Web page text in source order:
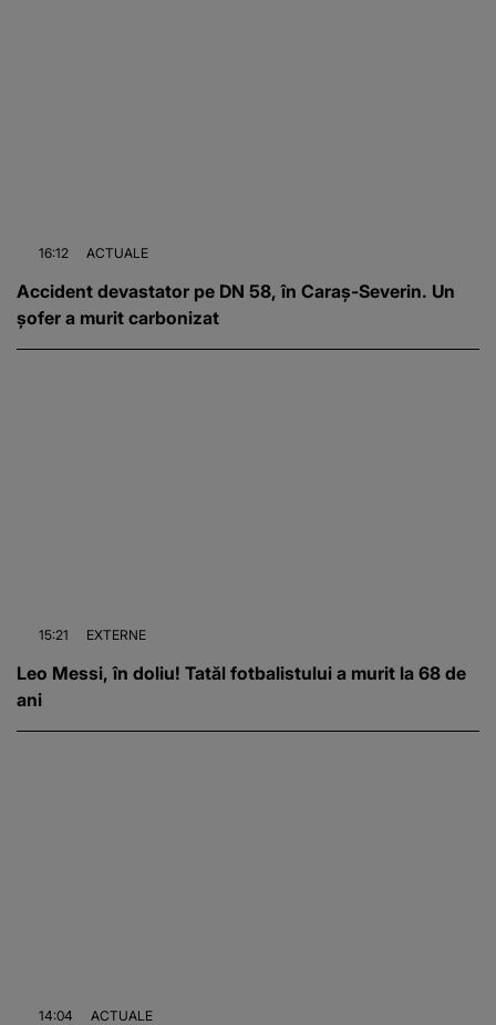
16:12 ACTUALE
Accident devastator pe DN 58, în Caraș-Severin. Un
șofer a murit carbonizat
15:21 EXTERNE
Leo Messi, în doliu! Tatăl fotbalistului a murit la 68 de
ani
14:04 ACTUALE